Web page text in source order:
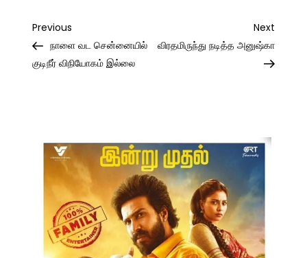
Post
navigation
Previous
Post
Previous
நாளை வட சென்னையில்
குடிநீர் விநியோகம் இல்லை
Next
Post
Next
விரதமிருந்து நடித்த அனுஷ்கா